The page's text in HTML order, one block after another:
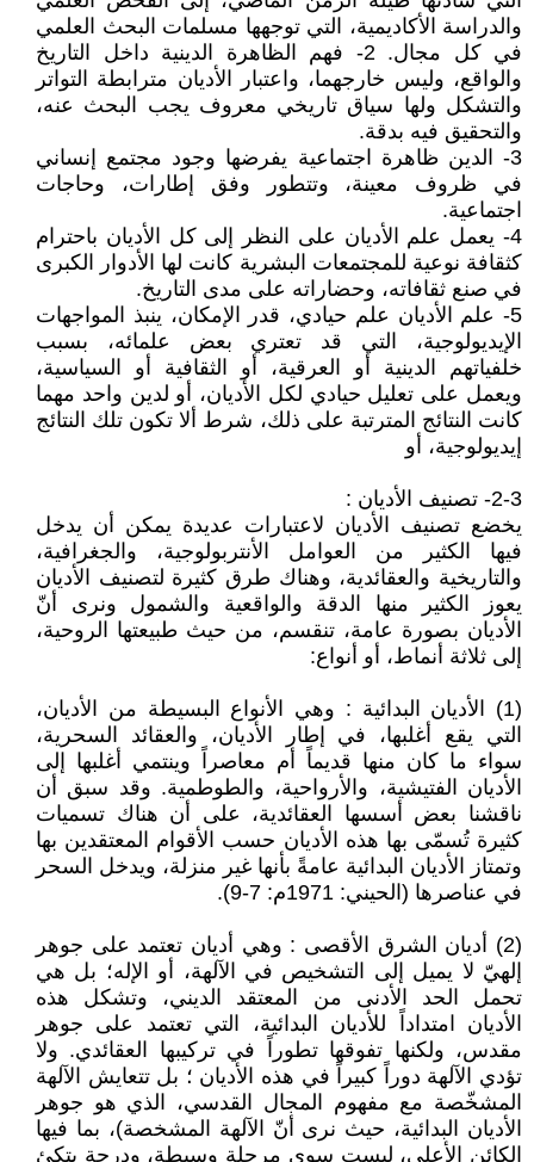
والدراسة الأكاديمية، التي توجهها مسلمات البحث العلمي
في كل مجال. 2- فهم الظاهرة الدينية داخل التاريخ
والواقع، وليس خارجهما، واعتبار الأديان مترابطة التواتر
والتشكل ولها سياق تاريخي معروف يجب البحث عنه،
والتحقيق فيه بدقة.
3- الدين ظاهرة اجتماعية يفرضها وجود مجتمع إنساني
في ظروف معينة، وتتطور وفق إطارات، وحاجات
اجتماعية.
4- يعمل علم الأديان على النظر إلى كل الأديان باحترام
كثقافة نوعية للمجتمعات البشرية كانت لها الأدوار الكبرى
في صنع ثقافاته، وحضاراته على مدى التاريخ.
5- علم الأديان علم حيادي، قدر الإمكان، ينبذ المواجهات
الإيديولوجية، التي قد تعتري بعض علمائه، بسبب
خلفياتهم الدينية أو العرقية، أو الثقافية أو السياسية،
ويعمل على تعليل حيادي لكل الأديان، أو لدين واحد مهما
كانت النتائج المترتبة على ذلك، شرط ألا تكون تلك النتائج
إيديولوجية، أو
2-3- تصنيف الأديان :
يخضع تصنيف الأديان لاعتبارات عديدة يمكن أن يدخل
فيها الكثير من العوامل الأنتربولوجية، والجغرافية،
والتاريخية والعقائدية، وهناك طرق كثيرة لتصنيف الأديان
يعوز الكثير منها الدقة والواقعية والشمول ونرى أنّ
الأديان بصورة عامة، تنقسم، من حيث طبيعتها الروحية،
إلى ثلاثة أنماط، أو أنواع:
(1) الأديان البدائية : وهي الأنواع البسيطة من الأديان،
التي يقع أغلبها، في إطار الأديان، والعقائد السحرية،
سواء ما كان منها قديماً أم معاصراً وينتمي أغلبها إلى
الأديان الفتيشية، والأرواحية، والطوطمية. وقد سبق أن
ناقشنا بعض أسسها العقائدية، على أن هناك تسميات
كثيرة تُسمّى بها هذه الأديان حسب الأقوام المعتقدين بها
وتمتاز الأديان البدائية عامةً بأنها غير منزلة، ويدخل السحر
في عناصرها (الحيني: 1971م: 7-9).
(2) أديان الشرق الأقصى : وهي أديان تعتمد على جوهر
إلهيّ لا يميل إلى التشخيص في الآلهة، أو الإله؛ بل هي
تحمل الحد الأدنى من المعتقد الديني، وتشكل هذه
الأديان امتداداً للأديان البدائية، التي تعتمد على جوهر
مقدس، ولكنها تفوقها تطوراً في تركيبها العقائدي. ولا
تؤدي الآلهة دوراً كبيراً في هذه الأديان ؛ بل تتعايش الآلهة
المشخّصة مع مفهوم المجال القدسي، الذي هو جوهر
الأديان البدائية، حيث نرى أنّ الآلهة المشخصة)، بما فيها
الكائن الأعلى، ليست سوى مرحلة وسيطة، ودرجة يتكئ